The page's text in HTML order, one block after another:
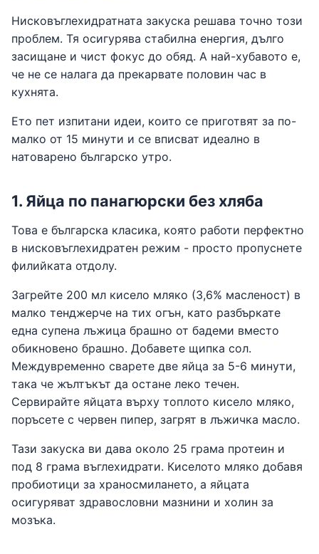
Нисковъглехидратната закуска решава точно този
проблем. Тя осигурява стабилна енергия, дълго
засищане и чист фокус до обяд. А най-хубавото е,
че не се налага да прекарвате половин час в
кухнята.
Ето пет изпитани идеи, които се приготвят за по-
малко от 15 минути и се вписват идеално в
натоварено българско утро.
1. Яйца по панагюрски без хляба
Това е българска класика, която работи перфектно
в нисковъглехидратен режим - просто пропуснете
филийката отдолу.
Загрейте 200 мл кисело мляко (3,6% масленост) в
малко тенджерче на тих огън, като разбъркате
една супена лъжица брашно от бадеми вместо
обикновено брашно. Добавете щипка сол.
Междувременно сварете две яйца за 5-6 минути,
така че жълтъкът да остане леко течен.
Сервирайте яйцата върху топлото кисело мляко,
поръсете с червен пипер, загрят в лъжичка масло.
Тази закуска ви дава около 25 грама протеин и
под 8 грама въглехидрати. Киселото мляко добавя
пробиотици за храносмилането, а яйцата
осигуряват здравословни мазнини и холин за
мозъка.